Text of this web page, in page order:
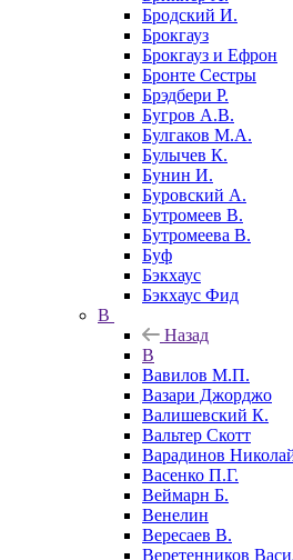
Бродский И.
Брокгауз
Брокгауз и Ефрон
Бронте Сестры
Брэдбери Р.
Бугров А.В.
Булгаков М.А.
Булычев К.
Бунин И.
Буровский А.
Бутромеев В.
Бутромеева В.
Буф
Бэкхаус
Бэкхаус Фид
В
Назад
В
Вавилов М.П.
Вазари Джорджо
Валишевский К.
Вальтер Скотт
Варадинов
Васенко П.Г.
Веймарн Б.
Венелин
Вересаев В.
Веретенников